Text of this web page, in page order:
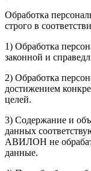
Обработка
строго в
1) Обработка
законной и
2) Обработка
достижением
целей.
3) Содержание и
данных
АВИЛОН не
данные.